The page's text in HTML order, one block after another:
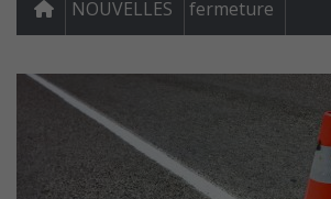
NOUVELLES fermeture